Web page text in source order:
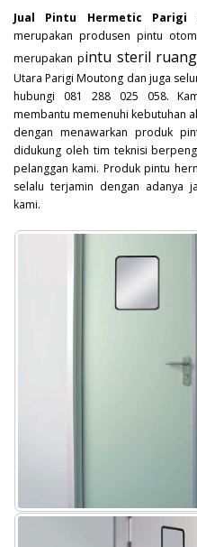
Jual Pintu Hermetic Parigi
merupakan produsen pintu
merupakan pintu steril
Utara Parigi Moutong dan juga
hubungi 081 288 025 058.
membantu memenuhi kebutuhan
dengan menawarkan produk
didukung oleh tim teknisi
pelanggan kami. Produk pintu
selalu terjamin dengan adanya
kami.